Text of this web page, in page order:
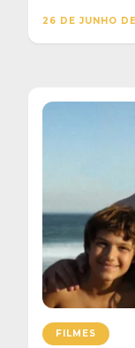
26 DE JUNHO
FILMES